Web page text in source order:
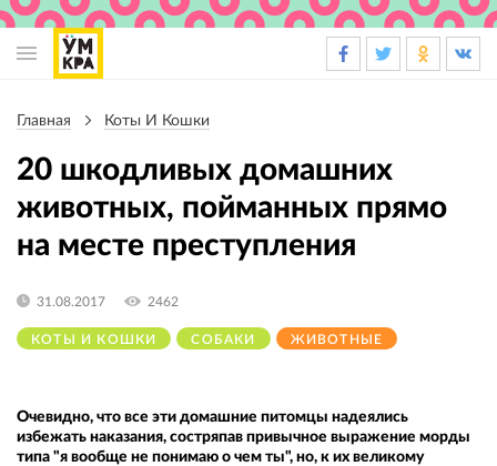
навигация
навигации
Главная Коты И Кошки
20 шкодливых домашних
животных, пойманных прямо
на месте преступления
КОТЫ И КОШКИ СОБАКИ ЖИВОТНЫЕ
31.08.2017 2462
Очевидно, что все эти домашние питомцы надеялись
избежать наказания, состряпав привычное выражение морды
типа "я вообще не понимаю о чем ты", но, к их великому